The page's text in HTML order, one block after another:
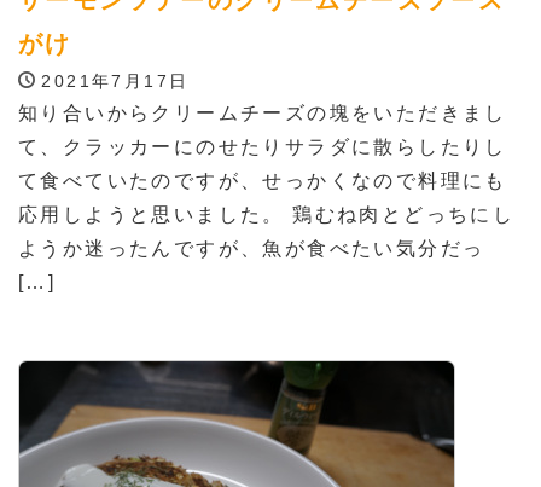
がけ
2021年7月17日
知り合いからクリームチーズの塊をいただきまし
て、クラッカーにのせたりサラダに散らしたりし
て食べていたのですが、せっかくなので料理にも
応用しようと思いました。 鶏むね肉とどっちにし
ようか迷ったんですが、魚が食べたい気分だっ
[…]